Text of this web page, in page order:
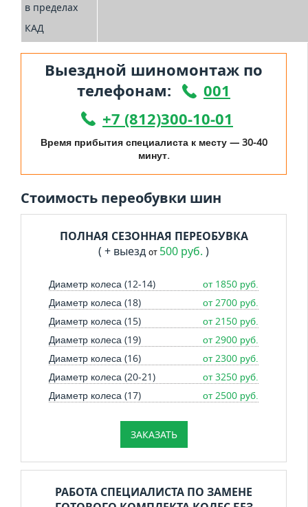
в пределах
КАД
Выездной шиномонтаж по
телефонам:
001
+7 (812)300-10-01
Время прибытия специалиста к месту — 30-40
минут.
Стоимость переобувки шин
ПОЛНАЯ СЕЗОННАЯ ПЕРЕОБУВКА
( + выезд от 500 руб. )
Диаметр колеса (12-14)
от 1850 руб.
Диаметр колеса (18)
от 2700 руб.
Диаметр колеса (15)
от 2150 руб.
Диаметр колеса (19)
от 2900 руб.
Диаметр колеса (16)
от 2300 руб.
Диаметр колеса (20-21)
от 3250 руб.
Диаметр колеса (17)
от 2500 руб.
ЗАКАЗАТЬ
РАБОТА СПЕЦИАЛИСТА ПО ЗАМЕНЕ